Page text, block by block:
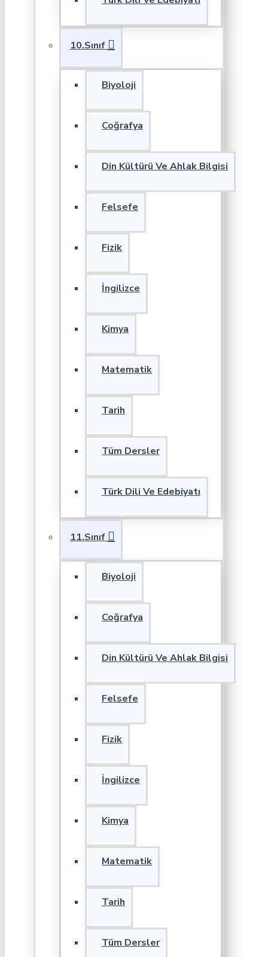
10.Sınıf
Biyoloji
Coğrafya
Din Kültürü Ve Ahlak Bilgisi
Felsefe
Fizik
İngilizce
Kimya
Matematik
Tarih
Tüm Dersler
Türk Dili Ve Edebiyatı
11.Sınıf
Biyoloji
Coğrafya
Din Kültürü Ve Ahlak Bilgisi
Felsefe
Fizik
İngilizce
Kimya
Matematik
Tarih
Tüm Dersler